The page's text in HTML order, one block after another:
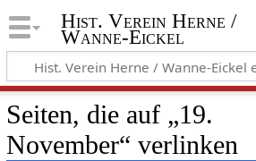
Hist. Verein Herne /
Wanne-Eickel
Seiten, die auf „19.
November“ verlinken